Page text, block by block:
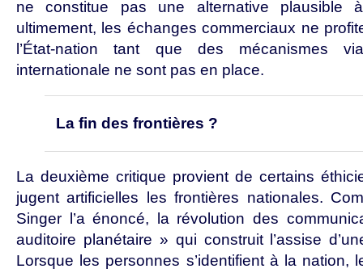
ne constitue pas une alternative plausible
ultimement, les échanges commerciaux ne
l’État-nation tant que des mécanismes
internationale ne sont pas en place.
La fin des frontières ?
La deuxième critique provient de certains
jugent artificielles les frontières nationales.
Singer l’a énoncé, la révolution des
auditoire planétaire » qui construit l’assise
Lorsque les personnes s’identifient à la nation,